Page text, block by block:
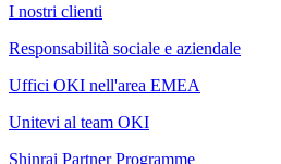
I nostri clienti
Responsabilità sociale e aziendale
Uffici OKI nell'area EMEA
Unitevi al team OKI
Shinrai Partner Programme